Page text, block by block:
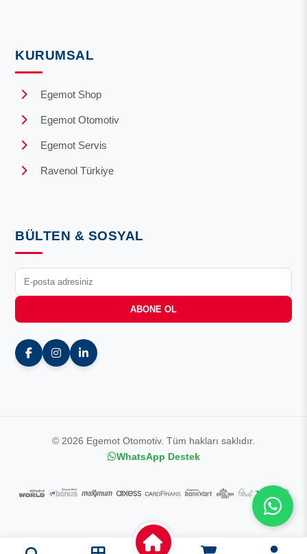
KURUMSAL
Egemot Shop
Egemot Otomotiv
Egemot Servis
Ravenol Türkiye
BÜLTEN & SOSYAL
ABONE OL
© 2026 Egemot Otomotiv. Tüm hakları saklıdır.
WhatsApp Destek